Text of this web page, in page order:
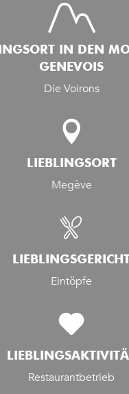
IN DEN
GENEVOIS
Die Voirons
LIEBLINGSORT
Megève
Eintöpfe
Restaurantbetrieb